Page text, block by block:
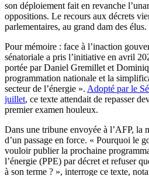
son déploiement fait en revanche
oppositions. Le recours aux décrets
parlementaires, au grand dam des élus.
Pour mémoire : face à l’inaction
sénatoriale a pris l’initiative en avril
portée par Daniel Gremillet et
programmation nationale et la
secteur de l’énergie ». Adopté par le
juillet, ce texte attendait de repasser
premier examen houleux.
Dans une tribune envoyée à l’AFP, la
d’un passage en force. « Pourquoi le
vouloir publier la prochaine
l’énergie (PPE) par décret et refuser
à son terme ? », interroge ce texte,